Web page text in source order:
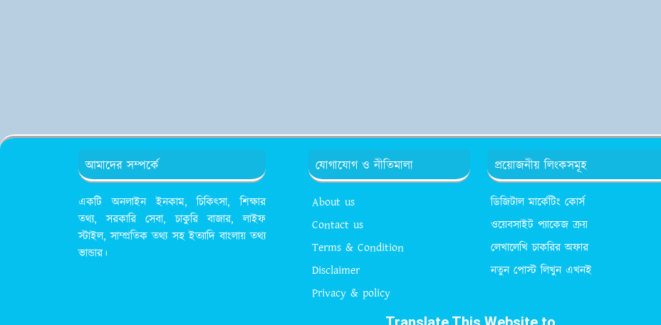
আমাদের সম্পর্কে
একটি অনলাইন ইনকাম, চিকিৎসা, শিক্ষার
তথ্য, সরকারি সেবা, চাকুরি বাজার, লাইফ
স্টাইল, সাম্প্রতিক তথ্য সহ ইত্যাদি বাংলায় তথ্য
ভান্ডার।
যোগাযোগ ও নীতিমালা
About us
Contact us
Terms & Condition
Disclaimer
Privacy & policy
প্রয়োজনীয় লিংকসমূহ
ডিজিটাল মার্কেটিং কোর্স
ওয়েবসাইট প্যাকেজ ক্রয়
লেখালেখি চাকরির অফার
নতুন পোস্ট লিখুন এখনই